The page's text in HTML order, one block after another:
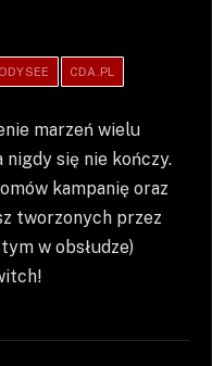
ODYSEE CDA.PL
marzeń wielu
się nie kończy.
kampanię oraz
tworzonych przez
w obsłudze)